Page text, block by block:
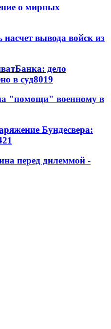
о мирных
вывода войск из
дело
в суд8019
"помощи" военному в
Бундесвера:
перед дилеммой -